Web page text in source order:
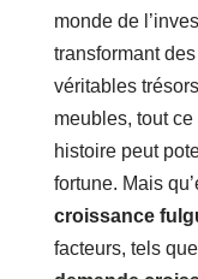
monde de
transformant
véritables
meubles, tout
histoire peut
fortune. Mais
croissance
facteurs, tels